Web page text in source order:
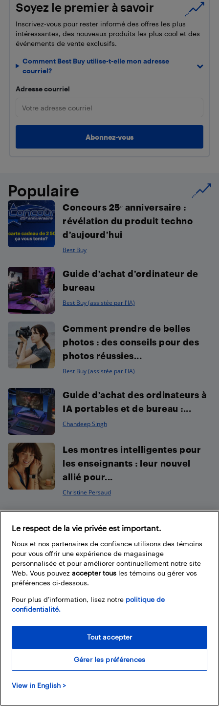
Soyez le premier à savoir
Inscrivez-vous pour rester informé des offres les plus
intéressantes, des nouveaux produits les plus cool et des
événements de vente exclusifs.
Comment Best Buy utilise-t-elle mon adresse
courriel?
Adresse courriel
Populaire
Concours 25ᵉ anniversaire :
révélation du produit techno
d’aujourd’hui
Best Buy
Guide d’achat d’ordinateur de
bureau
Best Buy (assistée par l'IA)
Comment prendre de belles
photos : des conseils pour des
photos réussies...
Best Buy (assistée par l'IA)
Guide d’achat des ordinateurs à
IA portables et de bureau :...
Chandeep Singh
Les montres intelligentes pour
les enseignants : leur nouvel
allié pour...
Christine Persaud
Footer
À propos du blogue de Best Buy
rejoindre la discussion en proposant vos commentaires.
Partagez vos trucs et conseils sur la technologie, et consultez
les impressions des autres personnes sur les produits
disponibles chez Best Buy.
Le respect de la vie privée est important.
Nous et nos partenaires de confiance utilisons des témoins
pour vous offrir une expérience de magasinage
personnalisée et pour améliorer continuellement notre site
Web. Vous pouvez accepter tous les témoins ou gérer vos
préférences ci-dessous.
Pour plus d’information, lisez notre
View in English >
politique de
confidentialité.
Gérer les préférences
Tout accepter